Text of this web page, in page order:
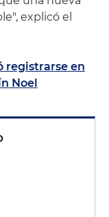
explicó el
registrarse en
Noel